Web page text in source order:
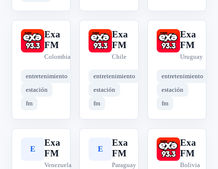
E
Exa
FM
Colombia
entretenimiento
estación
fm
E
Exa
FM
Chile
entretenimiento
estación
fm
E
Exa
FM
Uruguay
entretenimiento
estación
fm
E
Exa
FM
Venezuela
E
Exa
FM
Paraguay
E
Exa
FM
Bolivia